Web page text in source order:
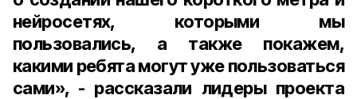
нейросетях, которыми мы
пользовались, а также покажем,
какими ребята могут уже пользоваться
сами», - рассказали лидеры проекта